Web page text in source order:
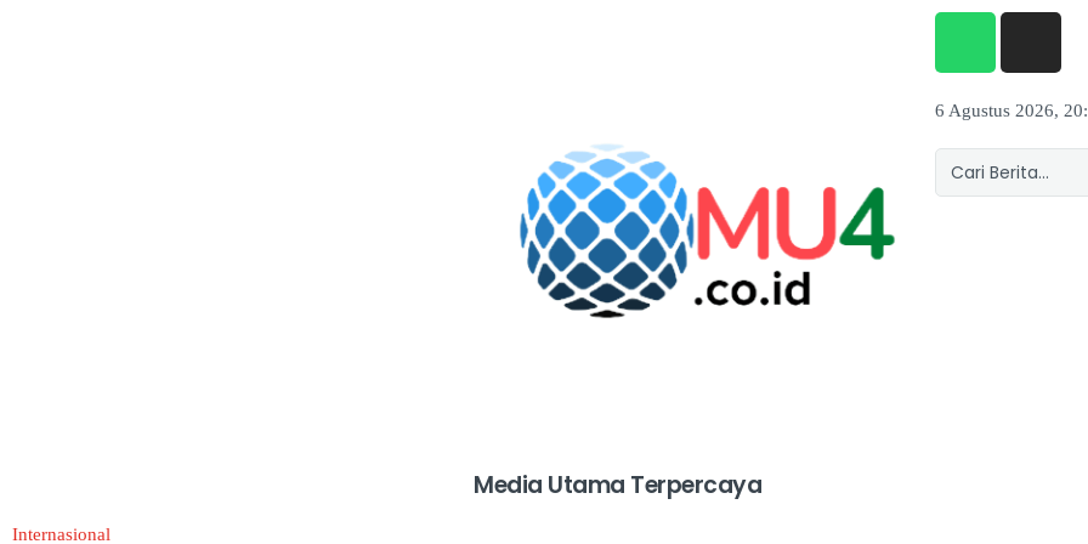
Media Utama Terpercaya
6 Agustus 2026,
Internasional